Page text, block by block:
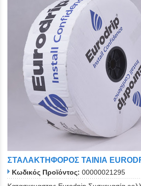
ΣΤΑΛΑΚΤΗΦΟΡΟΣ ΤΑΙΝΙΑ
Κωδικός Προϊόντος: 00000021295